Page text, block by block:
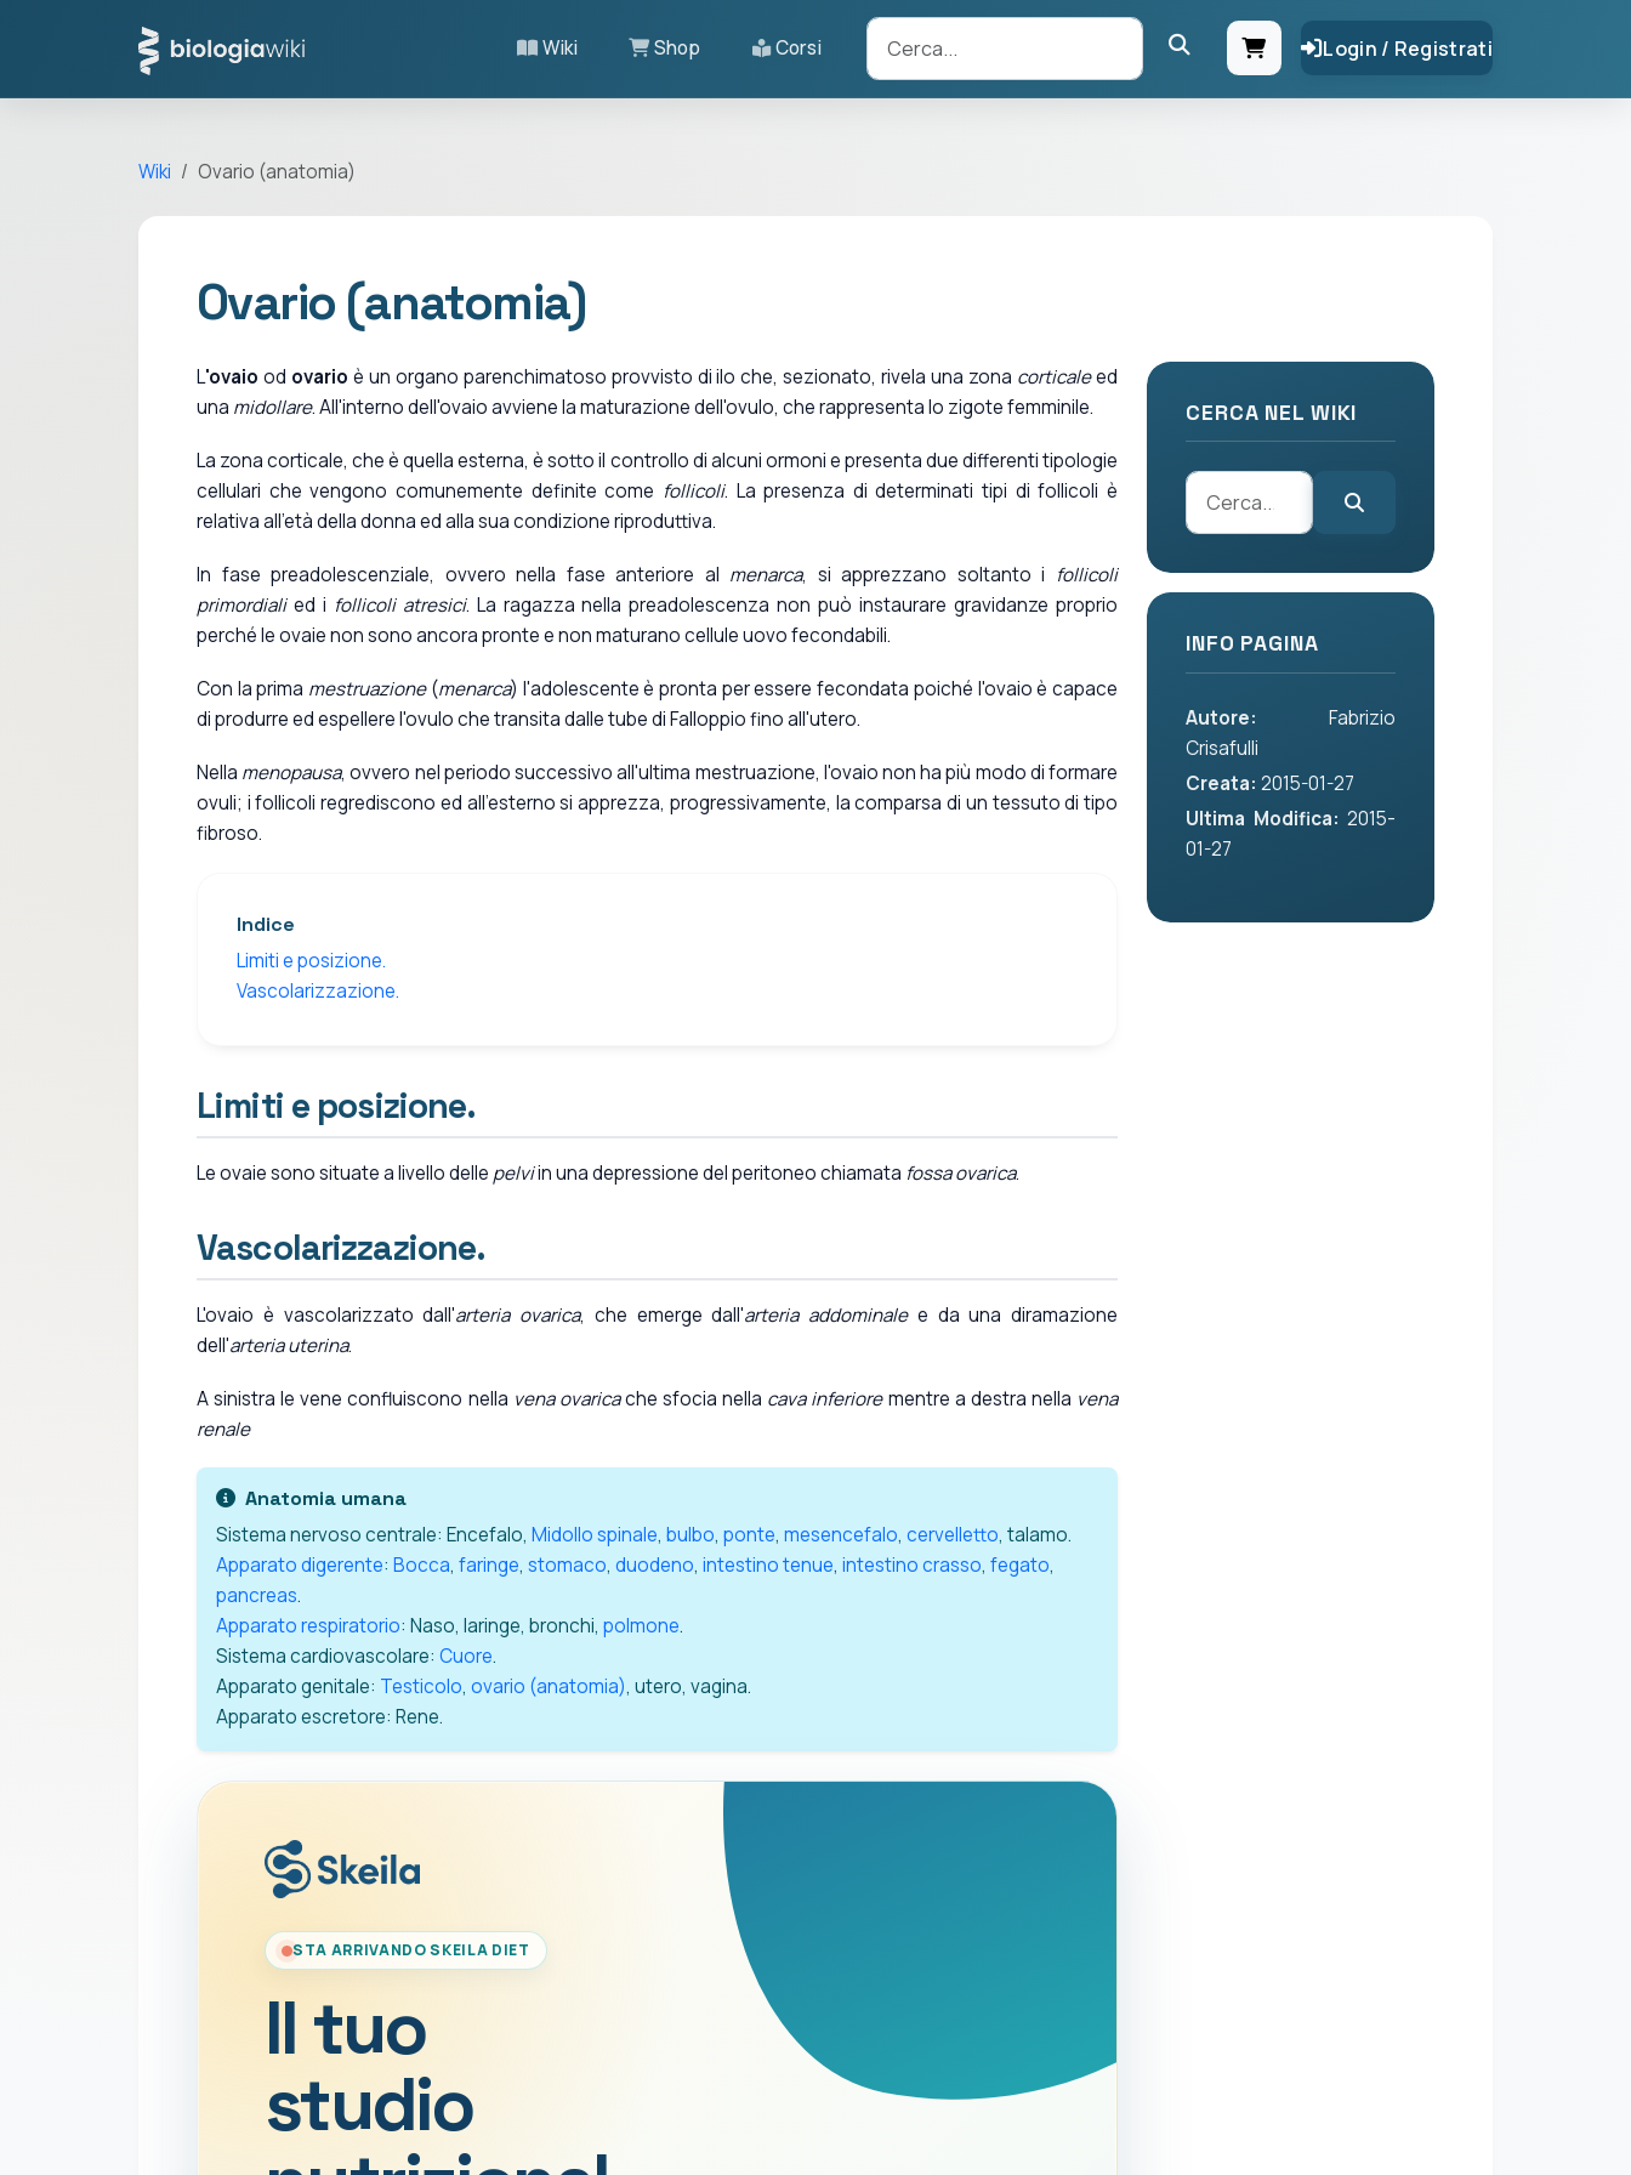
Wiki Shop Corsi Login / Registrati
Wiki Ovario (anatomia)
Ovario (anatomia)
L'ovaio od ovario è un organo parenchimatoso provvisto di ilo che, sezionato, rivela una zona corticaleed
una midollare. All'interno dell'ovaio avviene la maturazione dell'ovulo, che rappresenta lo zigote femminile.
La zona corticale, che è quella esterna, è sotto il controllo di alcuni ormoni e presenta due differenti tipologie
cellulari che vengono comunemente definite come follicoli. La presenza di determinati tipi di follicoli è
relativa all'età della donna ed alla sua condizione riproduttiva.
In fase preadolescenziale, ovvero nella fase anteriore al menarca, si apprezzano soltanto i follicoli
primordialied i follicoli atresici. La ragazza nella preadolescenza non può instaurare gravidanze proprio
perché le ovaie non sono ancora pronte e non maturano cellule uovo fecondabili.
Con la prima mestruazione(menarca) l'adolescente è pronta per essere fecondata poiché l'ovaio è capace
di produrre ed espellere l'ovulo che transita dalle tube di Falloppio fino all'utero.
Nella menopausa, ovvero nel periodo successivo all'ultima mestruazione, l'ovaio non ha più modo di formare
ovuli; i follicoli regrediscono ed all'esterno si apprezza, progressivamente, la comparsa di un tessuto di tipo
fibroso.
Indice
Limiti e posizione.
Vascolarizzazione.
Limiti e posizione.
Le ovaie sono situate a livello delle pelviin una depressione del peritoneo chiamata fossa ovarica.
Vascolarizzazione.
L'ovaio è vascolarizzato dall'arteria ovarica, che emerge dall'arteria addominalee da una diramazione
dell'arteria uterina.
A sinistra le vene confluiscono nella vena ovaricache sfocia nella cava inferiorementre a destra nella vena
renale
Anatomia umana
Sistema nervoso centrale: Encefalo, Midollo spinale, bulbo, ponte, mesencefalo, cervelletto, talamo.
Apparato digerente: Bocca, faringe, stomaco, duodeno, intestino tenue, intestino crasso, fegato,
pancreas.
Apparato respiratorio: Naso, laringe, bronchi, polmone.
Sistema cardiovascolare: Cuore.
Apparato genitale: Testicolo, ovario (anatomia), utero, vagina.
Apparato escretore: Rene.
STA ARRIVANDO SKEILA DIET
Il tuo
studio
CERCA NEL WIKI
INFO PAGINA
Autore: Fabrizio
Crisafulli
Creata: 2015-01-27
Ultima Modifica: 2015-
01-27